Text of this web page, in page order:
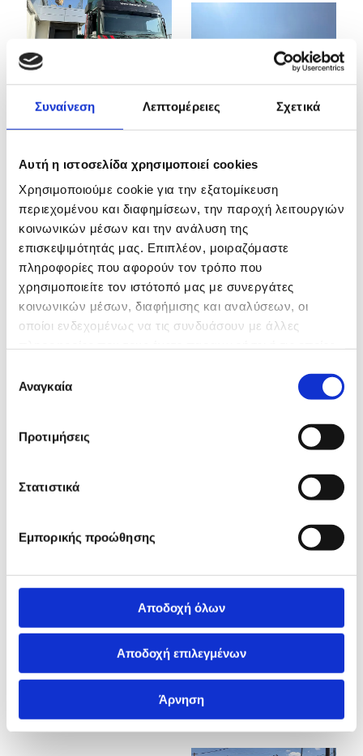
Συναίνεση Λεπτομέρειες Σχετικά
Αυτή η ιστοσελίδα χρησιμοποιεί cookies
Χρησιμοποιούμε cookie για την εξατομίκευση
περιεχομένου και διαφημίσεων, την παροχή λειτουργιών
κοινωνικών μέσων και την ανάλυση της
επισκεψιμότητάς μας. Επιπλέον, μοιραζόμαστε
πληροφορίες που αφορούν τον τρόπο που
χρησιμοποιείτε τον ιστότοπό μας με συνεργάτες
κοινωνικών μέσων, διαφήμισης και αναλύσεων, οι
οποίοι ενδεχομένως να τις συνδυάσουν με άλλες
των υπηρεσιών τους.
συγκατάθεσης
Αναγκαία
Προτιμήσεις
Στατιστικά
Εμπορικής προώθησης
Αποδοχή όλων
Αποδοχή επιλεγμένων
Άρνηση